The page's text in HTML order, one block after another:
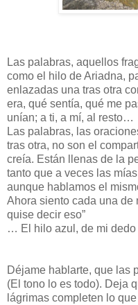
Las palabras, aquellos
como el hilo de Ariadna,
enlazadas una tras otra
era, qué sentía, qué me
unían; a ti, a mí, al resto…
Las palabras, las
tras otra, no son el
creía. Están llenas de la
tanto que a veces las
aunque hablamos el
Ahora siento cada una de
quise decir eso”
… El hilo azul, de mi dedo
Déjame hablarte, que las
(El tono lo es todo). Deja
lágrimas completen lo